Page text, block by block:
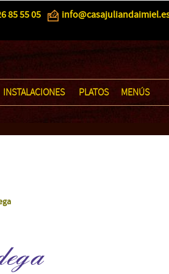
85 55 05
INSTALACIONES PLATOS MENÚS